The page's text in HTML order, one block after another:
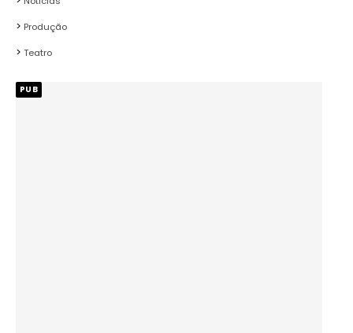
Produção
Teatro
PUB